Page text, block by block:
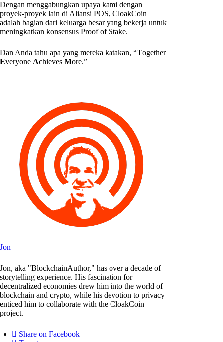
Dengan menggabungkan upaya kami dengan
proyek-proyek lain di Aliansi POS, CloakCoin
adalah bagian dari keluarga besar yang bekerja untuk
meningkatkan konsensus Proof of Stake.
Dan Anda tahu apa yang mereka katakan, “Together
Everyone Achieves More.”
Jon
Jon, aka "BlockchainAuthor," has over a decade of
storytelling experience. His fascination for
decentralized economies drew him into the world of
blockchain and crypto, while his devotion to privacy
enticed him to collaborate with the CloakCoin
project.
Share on Facebook